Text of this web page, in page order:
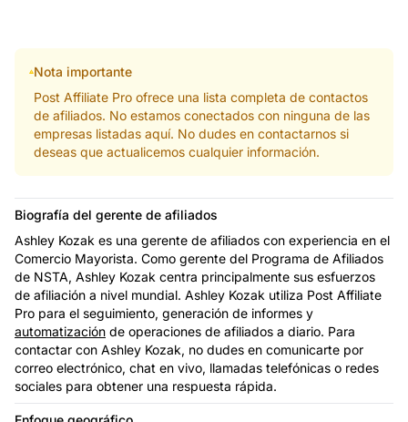
Nota importante
Post Affiliate Pro ofrece una lista completa de contactos
de afiliados. No estamos conectados con ninguna de las
empresas listadas aquí. No dudes en contactarnos si
deseas que actualicemos cualquier información.
Biografía del gerente de afiliados
Ashley Kozak es una gerente de afiliados con experiencia en el
Comercio Mayorista. Como gerente del Programa de Afiliados
de NSTA, Ashley Kozak centra principalmente sus esfuerzos
de afiliación a nivel mundial. Ashley Kozak utiliza Post Affiliate
Pro para el seguimiento, generación de informes y
automatización de operaciones de afiliados a diario. Para
contactar con Ashley Kozak, no dudes en comunicarte por
correo electrónico, chat en vivo, llamadas telefónicas o redes
sociales para obtener una respuesta rápida.